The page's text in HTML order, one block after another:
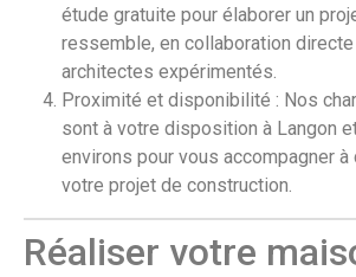
étude gratuite pour élaborer un
ressemble, en collaboration
architectes expérimentés.
Proximité et disponibilité : Nos
sont à votre disposition à Langon
environs pour vous accompagner à
votre projet de construction.
Réaliser votre